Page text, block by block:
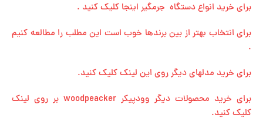
برای خرید انواع دستگاه جرمگیر اینجا کلیک کنید .
برای انتخاب بهتر از بین برندها خوب است این مطلب را مطالعه کنیم
.
برای خرید مدلهای دیگر روی این لینک کلیک کنید.
برای خرید محصولات دیگر وودپیکر woodpeacker بر روی لینک
کلیک کنید.